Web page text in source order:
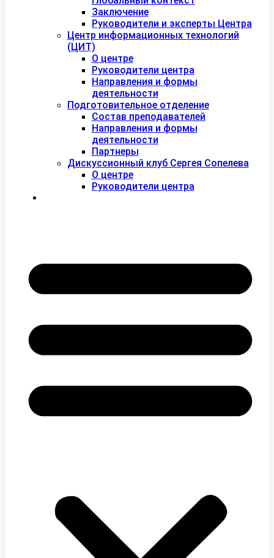
Заключение
Руководители и эксперты Центра
Центр информационных технологий
(ЦИТ)
О центре
Руководители центра
Направления и формы
деятельности
Подготовительное отделение
Состав преподавателей
Направления и формы
деятельности
Партнеры
Дискуссионный клуб Сергея Сопелева
О центре
Руководители центра